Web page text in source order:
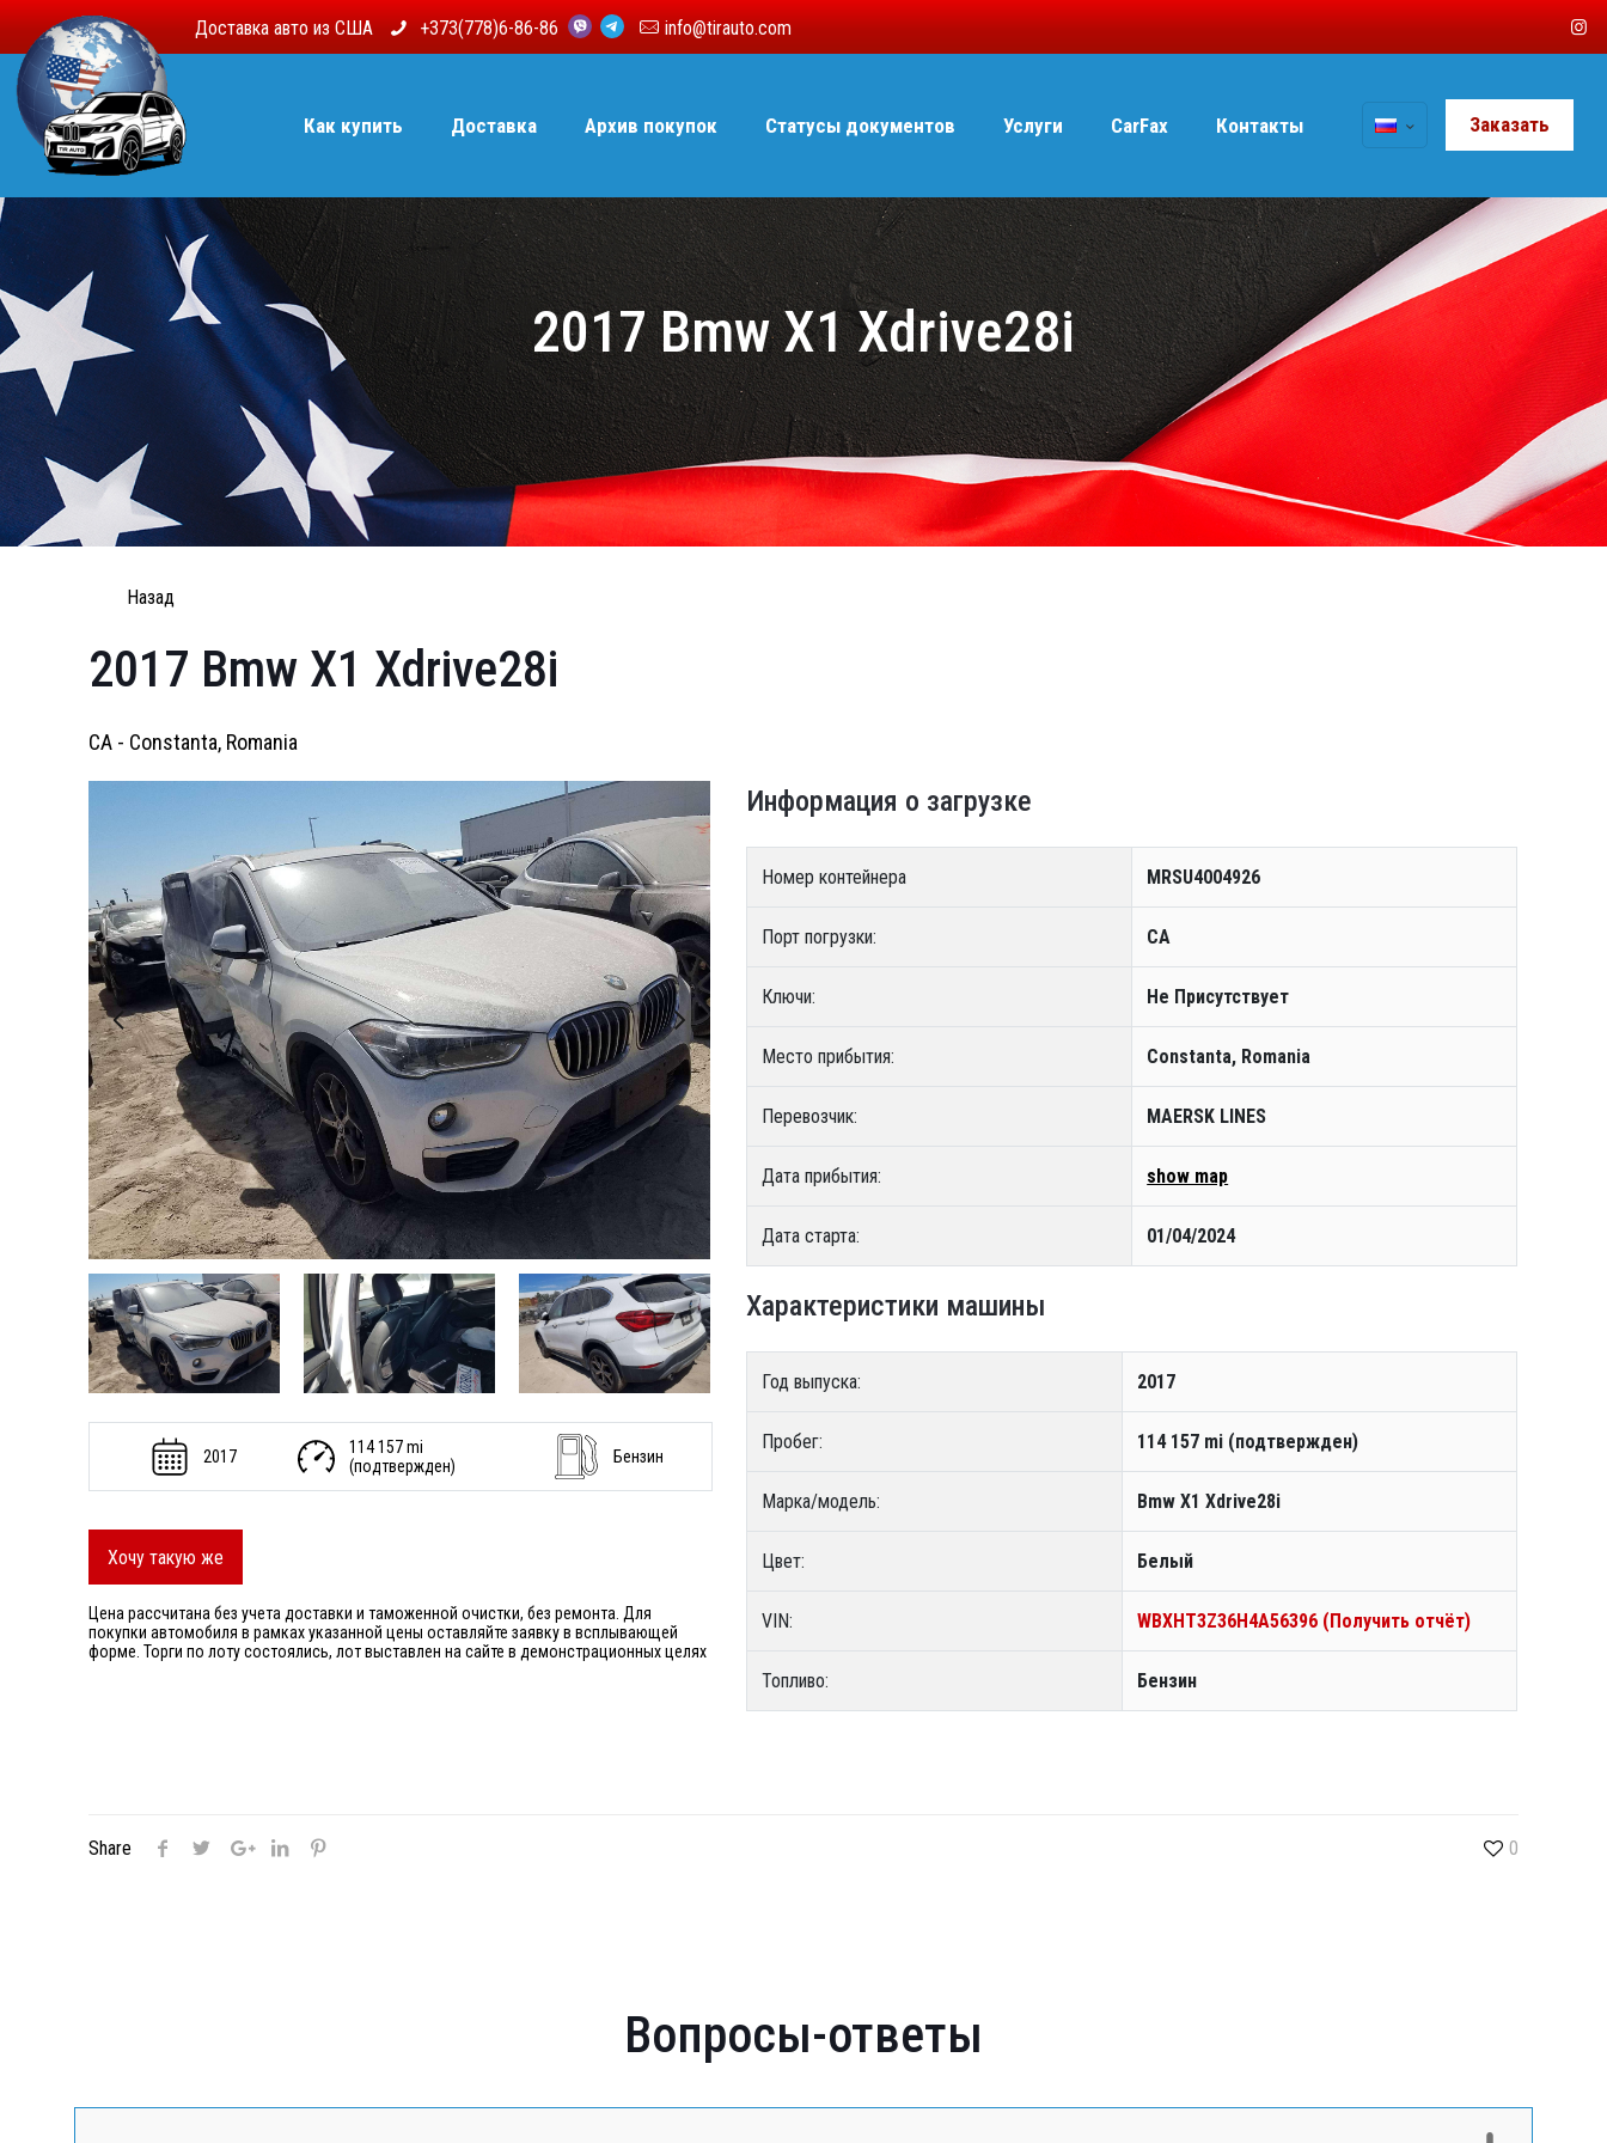
Доставка авто из США +373(778)6-86-86 info@tirauto.com
Как купить Доставка Архив покупок Статусы документов Услуги CarFax Контакты Заказать
2017 Bmw X1 Xdrive28i
Назад
2017 Bmw X1 Xdrive28i
CA - Constanta, Romania
2017
114 157 mi
(подтвержден)
Бензин
Хочу такую же
Цена рассчитана без учета доставки и таможенной очистки, без ремонта. Для
покупки автомобиля в рамках указанной цены оставляйте заявку в всплывающей
форме. Торги по лоту состоялись, лот выставлен на сайте в демонстрационных целях
Информация о загрузке
Номер контейнера MRSU4004926
Порт погрузки: CA
Ключи: Не Присутствует
Место прибытия: Constanta, Romania
Перевозчик: MAERSK LINES
Дата прибытия: show map
Дата старта: 01/04/2024
Характеристики машины
Год выпуска: 2017
Пробег: 114 157 mi (подтвержден)
Марка/модель: Bmw X1 Xdrive28i
Цвет: Белый
VIN: WBXHT3Z36H4A56396 (Получить отчёт)
Топливо: Бензин
Share 0
Вопросы-ответы